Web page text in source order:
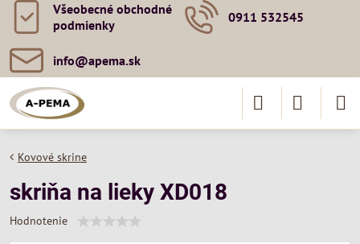
Všeobecné obchodné
podmienky
0911 532545
info​@apema​.sk
Kovové skrine
skriňa na lieky XD018
Hodnotenie